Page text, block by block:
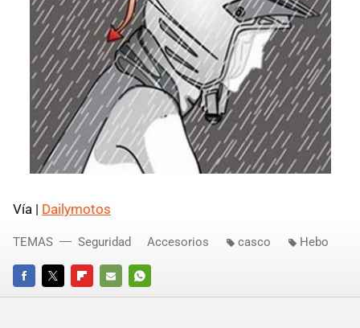
Vía | Dailymotos
FACEBOOKTWITTERFLIPBOARD
E-
WHATSAPP
TEMAS Seguridad Accesorios casco Hebo